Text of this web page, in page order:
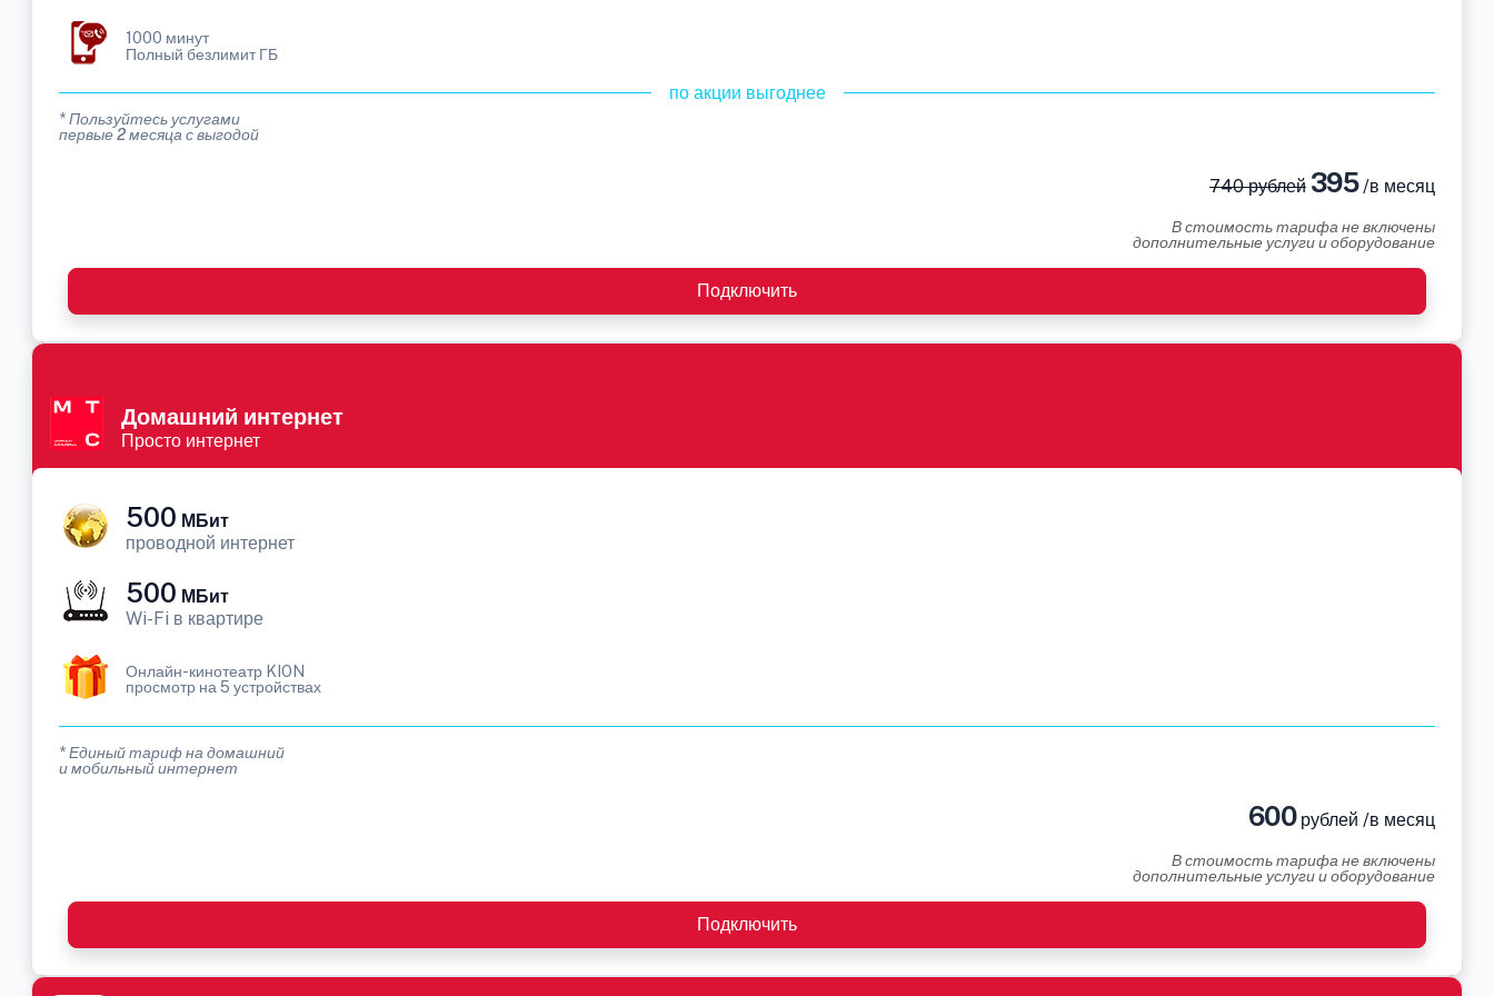
1000 минут
Полный безлимит ГБ
по акции выгоднее
* Пользуйтесь услугами
первые 2 месяца с выгодой
740 рублей395/в месяц
В стоимость тарифа не включены
дополнительные услуги и оборудование
Подключить
Домашний интернет
Просто интернет
500 МБит
проводной интернет
500 МБит
Wi-Fi в квартире
Онлайн-кинотеатр KION
просмотр на 5 устройствах
* Единый тариф на домашний
и мобильный интернет
600рублей /в месяц
В стоимость тарифа не включены
дополнительные услуги и оборудование
Подключить